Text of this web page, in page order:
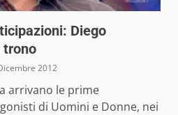
Diego
trono
2012
arrivano le prime
di Uomini e Donne, nei